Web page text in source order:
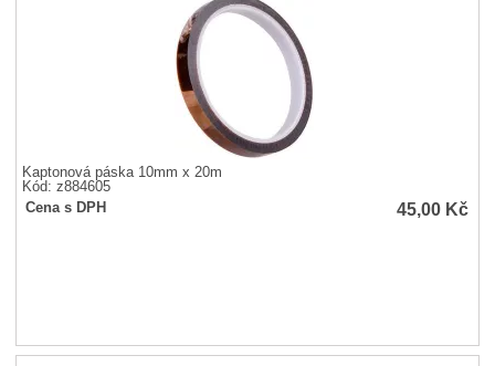
Kaptonová páska 10mm x 20m
Kód: z884605
Cena s DPH
45,00 Kč